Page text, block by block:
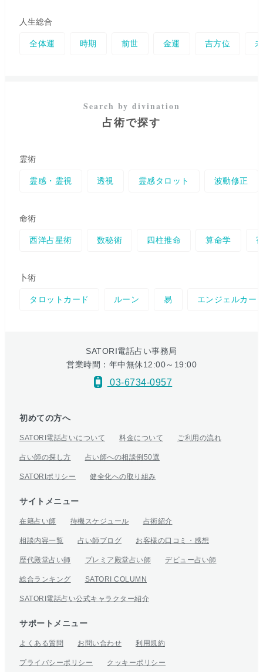
人生総合
全体運 時期 前世 金運 吉方位
占術で探す
霊術
霊感・霊視 透視 霊感タロット 波動修正
命術
西洋占星術 数秘術 四柱推命 算命学
卜術
タロットカード ルーン 易 エンジェルカー
SATORI電話占い事務局
営業時間：年中無休12:00～19:00
03-6734-0957
初めての方へ
SATORI電話占いについて 料金について ご利用の流れ
占い師の探し方 占い師への相談例50選
SATORIポリシー 健全化への取り組み
サイトメニュー
在籍占い師 待機スケジュール 占術紹介
相談内容一覧 占い師ブログ お客様の口コミ・感想
歴代殿堂占い師 プレミア殿堂占い師 デビュー占い師
総合ランキング SATORI COLUMN
SATORI電話占い公式キャラクター紹介
サポートメニュー
よくある質問 お問い合わせ 利用規約
プライバシーポリシー クッキーポリシー